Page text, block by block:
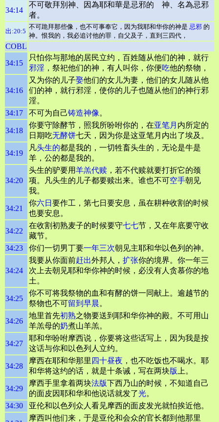
34:14
不可敬拜別神、因為耶和華是忌邪的 神、名為忌邪
者。
出:20:5
不可跪拜那些像，也不可事奉它，因为我耶和华你的神是 忌邪 的
神。恨我的，我必追讨他的罪，自父及子，直到三四代，
COBL
34:15
只怕你与那地的居民立约，百姓随从他们的神，就行
邪淫 ，祭祀他们的神，有人叫你，你便吃他的祭物，
34:16
又为你的儿子娶他们的女儿为妻，他们的女儿随从他
们的神，就行邪淫，使你的儿子也随从他们的神行邪
淫。
34:17
不可为自己铸造神像。
34:18
你要守除酵节，照我所吩咐你的，在亚笔月 内所定的
日期吃无酵饼七天，因为你是这亚笔月内出了埃及。
34:19
凡头生的都是我的，一切牲畜头生的，无论是牛是
羊，公的都是我的。
34:20
头生的驴要用羊羔代赎 ，若不代赎就要打折它的颈
项。凡头生的儿子都要赎出来。谁也不可空手朝见
我。
34:21
你六日 要作工，第七日要安息，虽在耕种收割的时候
也要安息。
34:22
在收割初熟麦子的时候要守七七节，又在年底要守收
藏节。
34:23
你们一切男丁要一年三次朝见主耶和华以色列的神。
34:24
我要从你面前赶出外邦人， 扩张你的境界。你一年三
次上去朝见耶和华你神的时候，必没有人贪慕你的地
土。
34:25
你不可将我祭物的血和有酵的饼一同献上。逾越节的
祭物也不可留到早晨。
34:26
地里首先初熟之物要送到耶和华你神的殿。不可用山
羊羔母的奶煮山羊羔。
34:27
耶和华吩咐摩西说，你要将这些话写上，因为我是按
这话与你和以色列人立约。
34:28
摩西在耶和华那里 四十昼夜 ，也不吃饭也不喝水。耶
和华将这约的话，就是十条诫，写在两块版 上。
34:29
摩西手里拿着两块法版下西乃山的时候，不知道自己
的面皮因耶和华和他说话就发了光。
34:30
亚伦和以色列众人看见摩西的面皮发光就怕挨近他。
摩西叫他们来，于是亚伦和会众的官长都到他那里